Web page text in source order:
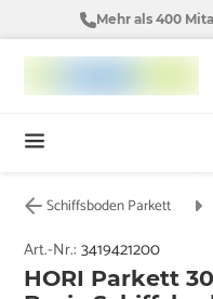
Mehr als 400
Schiffsboden Parkett
Art.-Nr.:3419421200
HORI Parkett